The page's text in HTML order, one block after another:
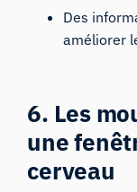
Des
améliorer
6. Les
une
cerveau